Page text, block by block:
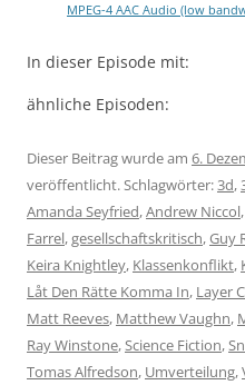
MPEG-4 AAC Audio (low
In dieser Episode mit:
ähnliche Episoden:
Dieser Beitrag wurde am 6.
veröffentlicht. Schlagwörter:3d,
Amanda Seyfried,Andrew Niccol,
Farrel,gesellschaftskritisch,Guy
Keira Knightley, Klassenkonflikt,
Låt Den Rätte Komma In, Layer
Matt Reeves, Matthew Vaughn,
Ray Winstone,Science Fiction,
Tomas Alfredson, Umverteilung,